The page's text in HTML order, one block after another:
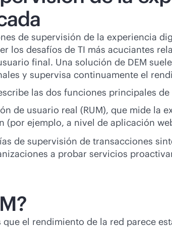
de supervisión de la experiencia
los desafíos de TI más acuciantes
final. Una solución de DEM
y supervisa continuamente el
las dos funciones principales
de usuario real (RUM), que mide la
(por ejemplo, a nivel de aplicación
de supervisión de transacciones
a probar servicios
el rendimiento de la red parece